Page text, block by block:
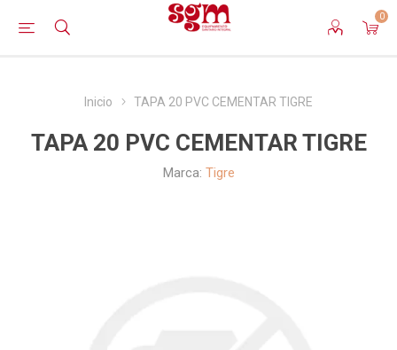
0
Inicio TAPA 20 PVC CEMENTAR TIGRE
TAPA 20 PVC CEMENTAR TIGRE
Marca: Tigre